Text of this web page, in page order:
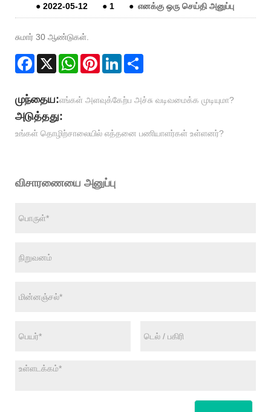
● 2022-05-12 ● 1 ● எனக்கு ஒரு செய்தி அனுப்பு
சுமார் 30 ஆண்டுகள்.
Facebook
X WhatsAppPinterestLinkedIn
முந்தைய:எங்கள் அளவுக்கேற்ப அச்சு வடிவமைக்க முடியுமா?
அடுத்தது:
உங்கள் தொழிற்சாலையில் எத்தனை பணியாளர்கள் உள்ளனர்?
விசாரணையை அனுப்பு